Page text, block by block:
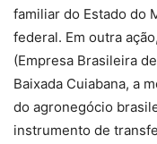
familiar do Estado do
federal. Em outra
(Empresa Brasileira
Baixada Cuiabana, a
do agronegócio
instrumento de